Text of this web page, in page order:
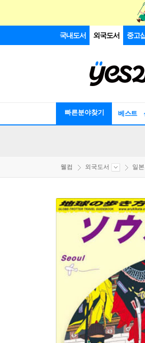
국내도서 외국도서 중고
빠른분야찾기 베스트
웰컴 외국도서 일